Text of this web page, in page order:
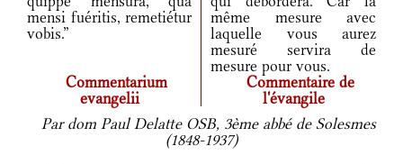
mensi fuéritis, remetiétur
vobis.”
même mesure avec
laquelle vous aurez
mesuré servira de
mesure pour vous.
Commentarium
evangelii
Commentaire de
l'évangile
Par dom Paul Delatte OSB, 3ème abbé de Solesmes
(1848-1937)